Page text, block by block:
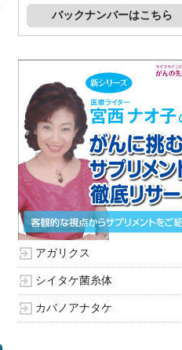
バックナンバーはこちら
アガリクス
シイタケ菌糸体
カバノアナタケ